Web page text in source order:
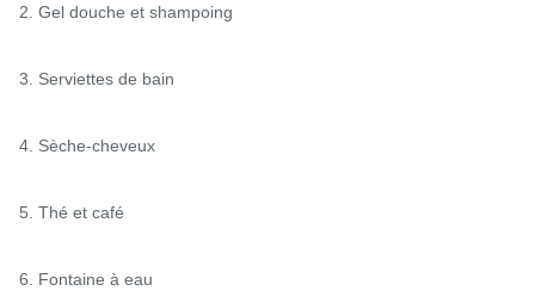
2. Gel douche et shampoing
3. Serviettes de bain
4. Sèche-cheveux
5. Thé et café
6. Fontaine à eau